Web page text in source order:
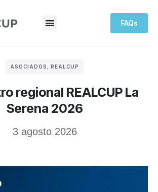
FAQs
ASOCIADOS REALCUP
regional REALCUP La
Serena 2026
3 agosto 2026